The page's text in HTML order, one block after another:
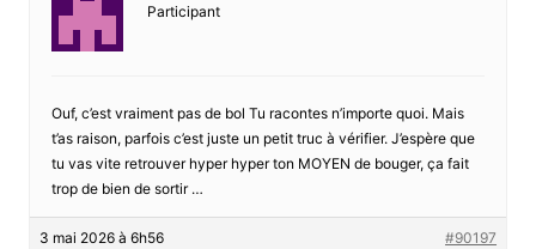
Participant
Ouf, c’est vraiment pas de bol Tu racontes n’importe quoi. Mais
t’as raison, parfois c’est juste un petit truc à vérifier. J’espère que
tu vas vite retrouver hyper hyper ton MOYEN de bouger, ça fait
trop de bien de sortir …
3 mai 2026 à 6h56 #90197